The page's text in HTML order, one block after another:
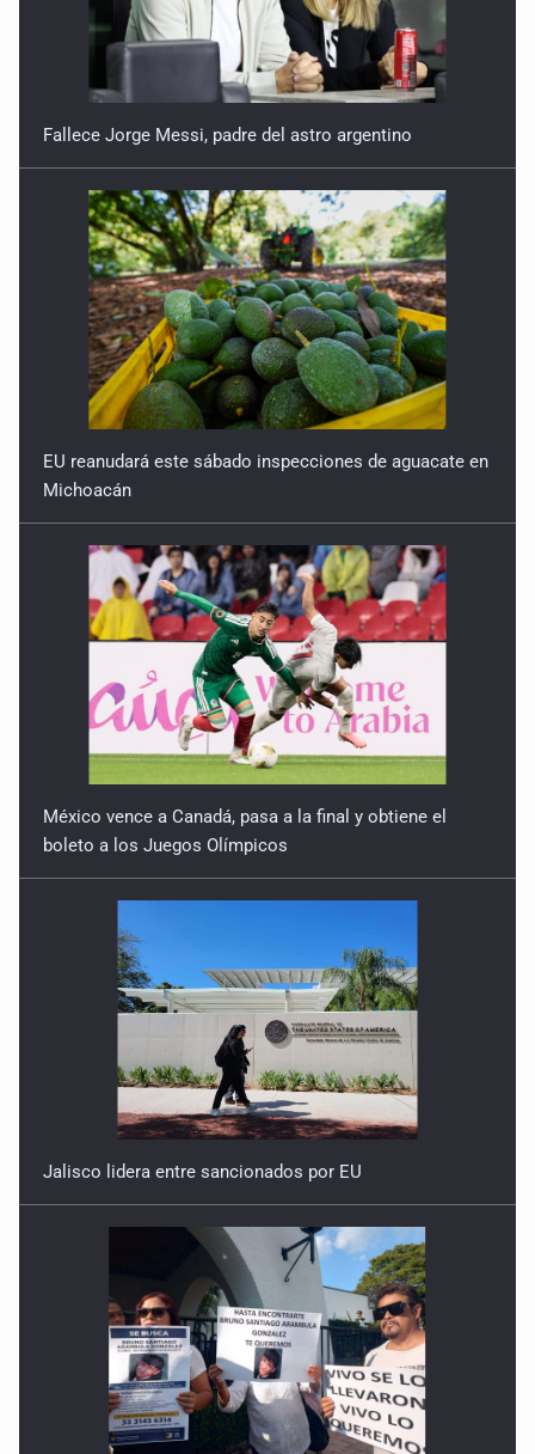
10 de Julio de 2026
Instalan mesa de seguridad para conductores de ERT
Que tiradero
10 de Julio de 2026
Detienen a conductor por amenazar con arma tras
incidente vial
9 de Julio de 2026
Reactivarán contraflujo en López Mateos Sur a partir del
9 de Julio de 2026
9 de Julio de 2026
Lo que quedó del mundial
8 de Julio de 2026
Hombre es investigado por ser autor intelectual del
feminicidio de su madre
A ver cuántos quedan
7 de Julio de 2026
Fallece Jorge Messi, padre del astro argentino
EU reanudará este sábado inspecciones de aguacate en
Michoacán
México vence a Canadá, pasa a la final y obtiene el
boleto a los Juegos Olímpicos
Jalisco lidera entre sancionados por EU